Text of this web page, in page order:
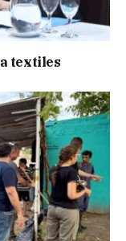
textiles